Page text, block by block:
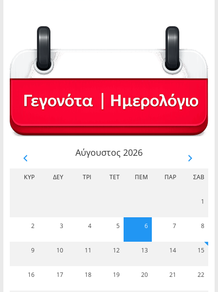
Αύγουστος 2026
ΚΥΡ ΔΕΥ ΤΡΊ ΤΕΤ ΠΈΜ ΠΑΡ ΣΆΒ
1
2 3 4 5 6 7 8
9 10 11 12 13 14 15
16 17 18 19 20 21 22